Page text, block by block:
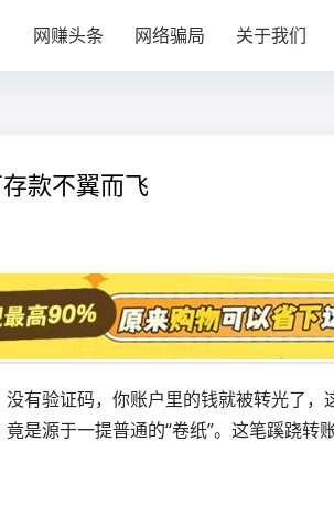
网赚头条 网络骗局 关于我们
款不翼而飞
有验证码，你账户里的钱就被转光了，
是源于一提普通的“卷纸”。这笔蹊跷转